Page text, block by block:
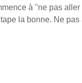
à "ne pas
la bonne. Ne